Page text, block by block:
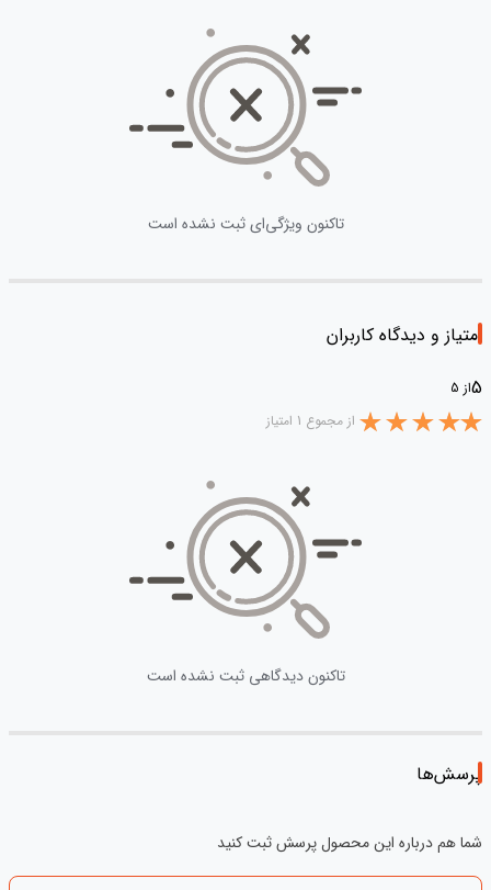
تاکنون ویژگی‌ای ثبت نشده است
امتیاز و دیدگاه کاربران
5از 5
از مجموع 1 امتیاز
تاکنون دیدگاهی ثبت نشده است
پرسش‌ها
شما هم درباره این محصول پرسش ثبت کنید